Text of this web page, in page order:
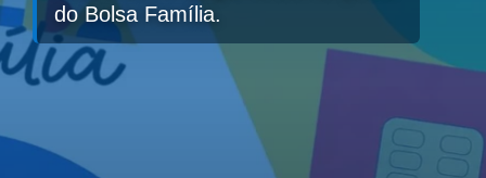
do Bolsa Família.